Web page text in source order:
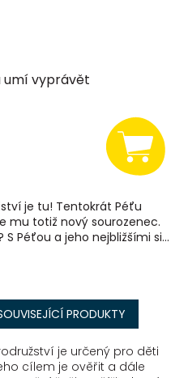
umí vyprávět
je tu! Tentokrát Péťu
mu totiž nový sourozenec.
Péťou a jeho nejbližšími si...
PRODUKTY
je určený pro děti
cílem je ověřit a dále